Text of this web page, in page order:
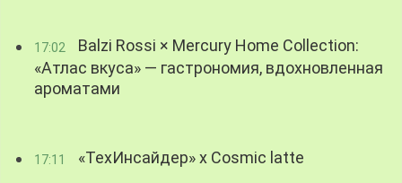
17:02
Balzi Rossi × Mercury Home Collection:
«Атлас вкуса» — гастрономия, вдохновленная
ароматами
17:11 «ТехИнсайдер» х Cosmic latte